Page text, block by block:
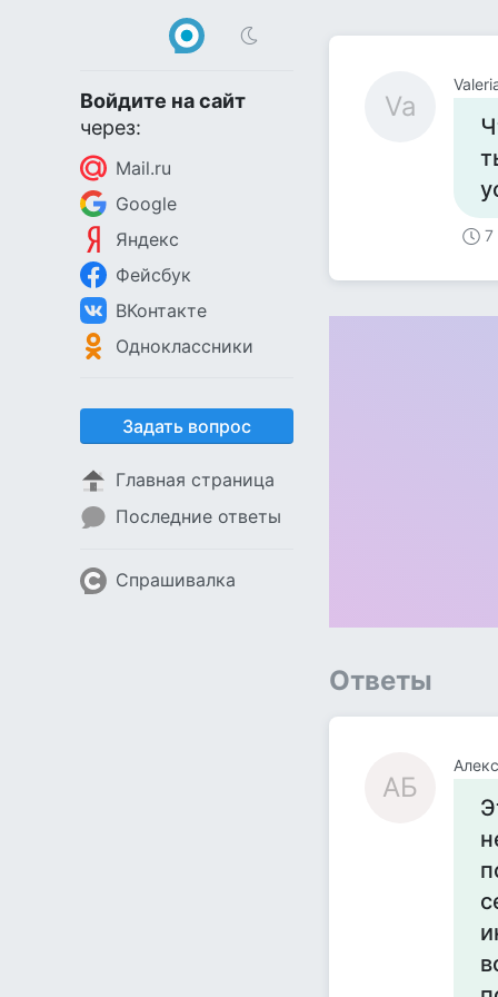
Войдите на сайт
через:
Mail.ru
Google
Яндекс
Фейсбук
ВКонтакте
Одноклассники
Задать вопрос
Главная страница
Последние ответы
Спрашивалка
Va
7
Ответы
АБ